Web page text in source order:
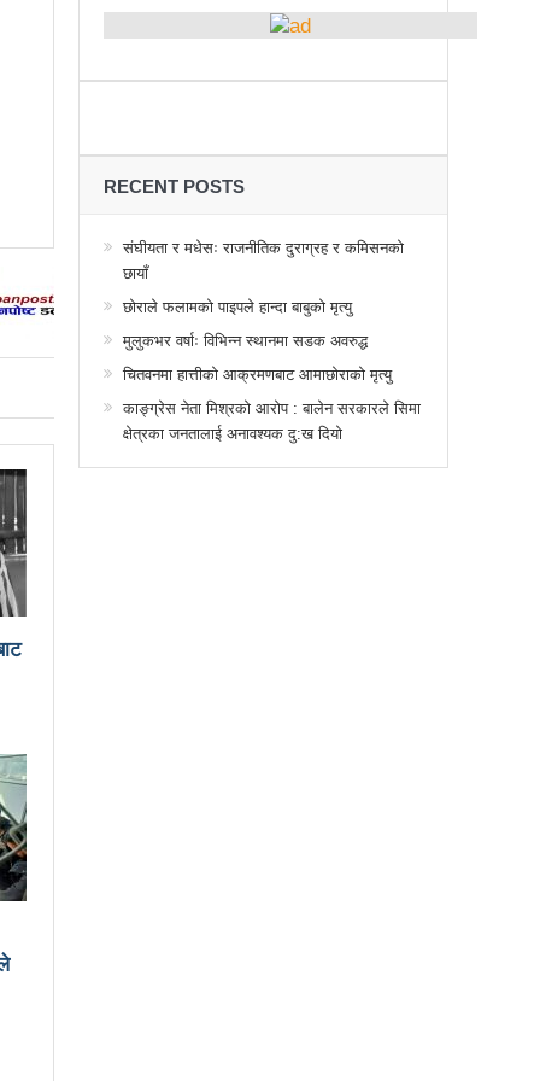
वैचारिक, राजनीतिक कार्यशाला
३ वटा सूचीकरणबाट हटे
विद्युतिकरणको ब्रेकथ्रु
बिद्यार्थीलाई चलचित्र सिकाउँदै बागमती प्रदेश सरकार
खसेको अनुमान
दाहालको निर्देशन
सुरु हुँदै
भाग लिने नेत्रविक्रम चन्दको संकेत
गरेको भन्दै एमालेलाई महानगरको १ लाख जरिवाना
४ गतेदेखि काठमाडौँमा
RECENT POSTS
संघीयता र मधेसः राजनीतिक दुराग्रह र कमिसनको
छायाँ
छोराले फलामको पाइपले हान्दा बाबुको मृत्यु
मुलुकभर वर्षाः विभिन्न स्थानमा सडक अवरुद्ध
चितवनमा हात्तीको आक्रमणबाट आमाछोराको मृत्यु
काङ्ग्रेस नेता मिश्रको आरोप : बालेन सरकारले सिमा
क्षेत्रका जनतालाई अनावश्यक दु:ख दियो